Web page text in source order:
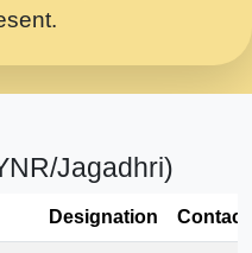
पयर ह!छड म कस दत
ह जद भर बहर ज म
शयम जय जय शयम
Jagadhri)
Designation Contact